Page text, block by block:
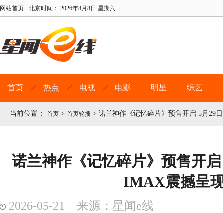
网站首页 北京时间： 2026年8月8日 星期六
首页 热点 电视 电影 明星 综艺
当前位置： 首页 > 首页轮播 > 诺兰神作《记忆碎片》预售开启 5月29
诺兰神作《记忆碎片》预售开
IMAX震撼呈
2026-05-21 来源：星闻e线